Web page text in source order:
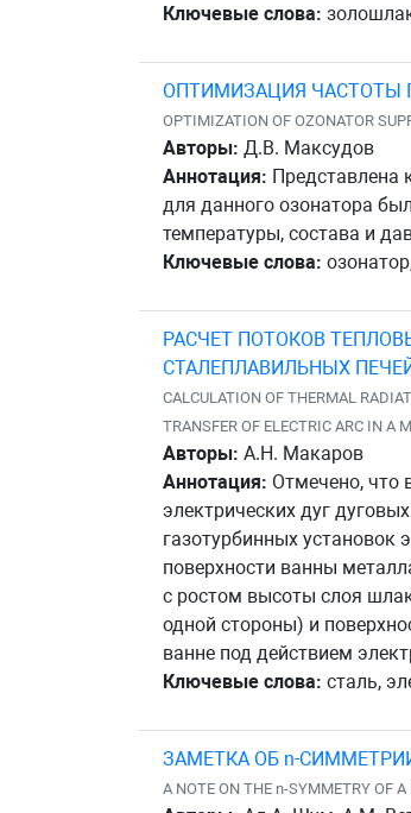
Ключевые слова:
ОПТИМИЗАЦИЯ ЧАСТОТЫ
OPTIMIZATION OF OZONATOR
Авторы: Д.В. Максудов
Аннотация: Представлена
для данного озонатора
температуры, состава и
Ключевые слова:
РАСЧЕТ ПОТОКОВ
СТАЛЕПЛАВИЛЬНЫХ
CALCULATION OF THERMAL
TRANSFER OF ELECTRIC ARC IN A
Авторы: А.Н. Макаров
Аннотация: Отмечено, что
электрических дуг
газотурбинных установок
поверхности ванны
с ростом высоты слоя
одной стороны) и
ванне под действием
Ключевые слова: сталь,
ЗАМЕТКА ОБ n-
A NOTE ON THE n-SYMMETRY OF A